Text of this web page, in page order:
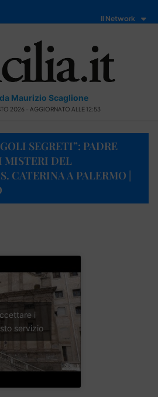
Il Network
Maurizio Scaglione
2026 - AGGIORNATO ALLE 12:53
SEGRETI”: PADRE
MISTERI DEL
CATERINA A PALERMO |
i
servizio